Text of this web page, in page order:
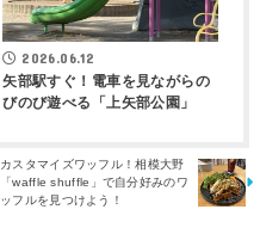
2026.06.12
矢部駅すぐ！電車を見ながらの
びのび遊べる「上矢部公園」
カスタマイズワッフル！相模大野
「waffle shuffle」で自分好みのワ
ッフルを見つけよう！